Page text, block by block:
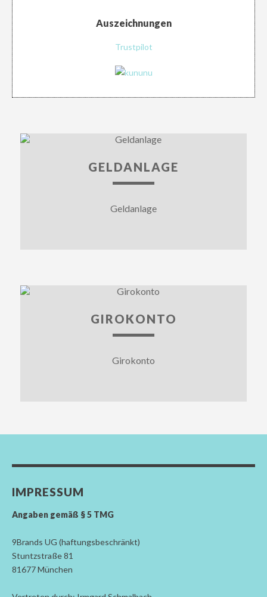
Auszeichnungen
Trustpilot
GELDANLAGE
Geldanlage
GIROKONTO
Girokonto
IMPRESSUM
Angaben gemäß § 5 TMG
9Brands UG (haftungsbeschränkt)
Stuntzstraße 81
81677 München